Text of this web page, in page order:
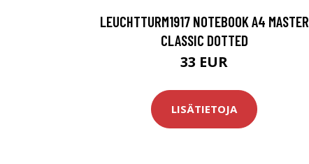
LEUCHTTURM1917 NOTEBOOK A4 MASTER
CLASSIC DOTTED
33 EUR
LISÄTIETOJA